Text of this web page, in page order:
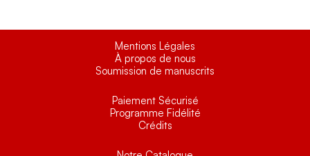
Mentions Légales
À propos de nous
Soumission de manuscrits
Paiement Sécurisé
Programme Fidélité
Crédits